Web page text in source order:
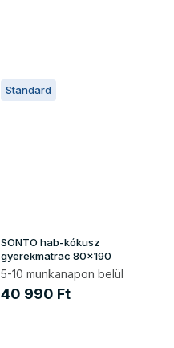
Standard
SONTO hab-kókusz
gyerekmatrac 80x190
5-10 munkanapon belül
40 990 Ft